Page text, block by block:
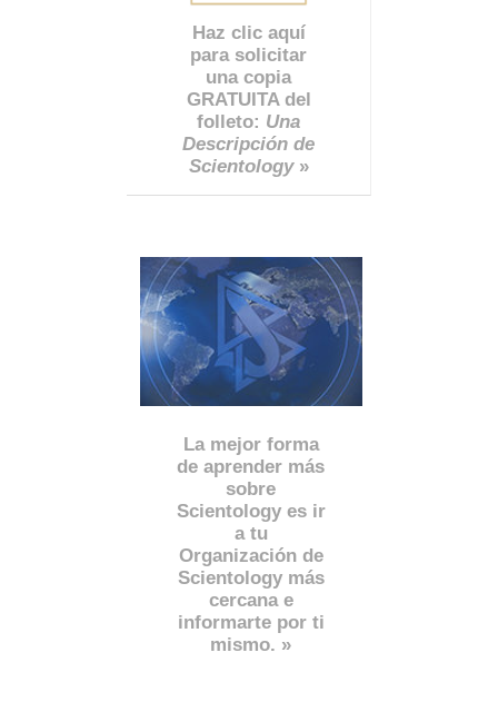
Haz clic aquí
para solicitar
una copia
GRATUITA del
folleto: Una
Descripción de
Scientology»
La mejor forma
de aprender más
sobre
Scientology es ir
a tu
Organización de
Scientology más
cercana e
informarte por ti
mismo. »